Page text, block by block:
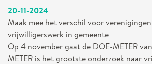
20-11-2024
Maak mee het verschil voor
vrijwilligerswerk in gemeente
Op 4 november gaat de DOE-METER
METER is het grootste onderzoek naar